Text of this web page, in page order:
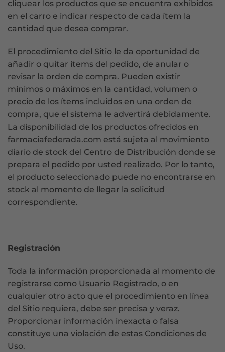
cliquear los productos que se encuentra exhibidos
en el carro e indicar respecto de cada ítem la
cantidad que desea comprar.
El procedimiento del Sitio le da oportunidad de
añadir o quitar ítems del pedido, de anular o
revisar la orden de compra. Pueden existir
mínimos o máximos en la cantidad, volumen o
precio de los ítems incluidos en una orden de
compra, que el sistema le advertirá debidamente.
La disponibilidad de los productos ofrecidos en
farmaciafederada.com está sujeta al movimiento
diario de stock del Centro de Distribución donde se
prepara el pedido por usted realizado. Por lo tanto,
el producto seleccionado puede no encontrarse en
stock al momento de llegar la solicitud
correspondiente.
Registración
Toda la información proporcionada al momento de
registrarse como Usuario Registrado, o en
cualquier otro acto que el procedimiento en línea
del Sitio requiera, debe ser precisa y veraz.
Proporcionar información inexacta o falsa
constituye una violación de estas Condiciones de
Uso.